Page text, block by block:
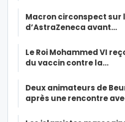
Macron circonspect sur
d’AstraZeneca avant…
Le Roi Mohammed VI
du vaccin contre la…
Deux animateurs de
après une rencontre